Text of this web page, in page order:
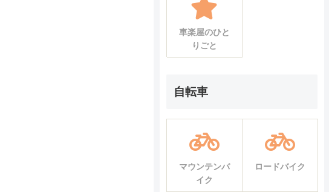
車楽屋のひと
りごと
自転車
マウンテンバ
イク
ロードバイク